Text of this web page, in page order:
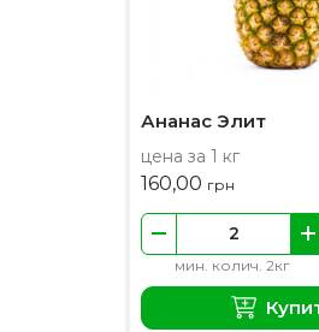
Ананас Элит
цена за 1 кг
160,00 грн
мин. колич. 2кг